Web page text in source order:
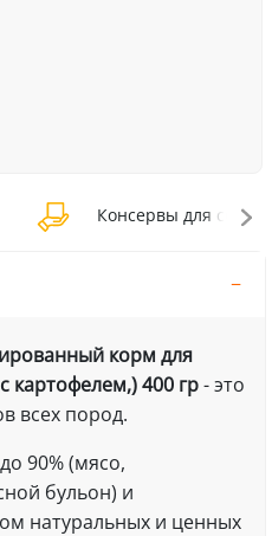
Консервы для собак
корм для
картофелем,) 400 гр- это
всех пород.
90% (мясо,
бульон) и
натуральных и ценных